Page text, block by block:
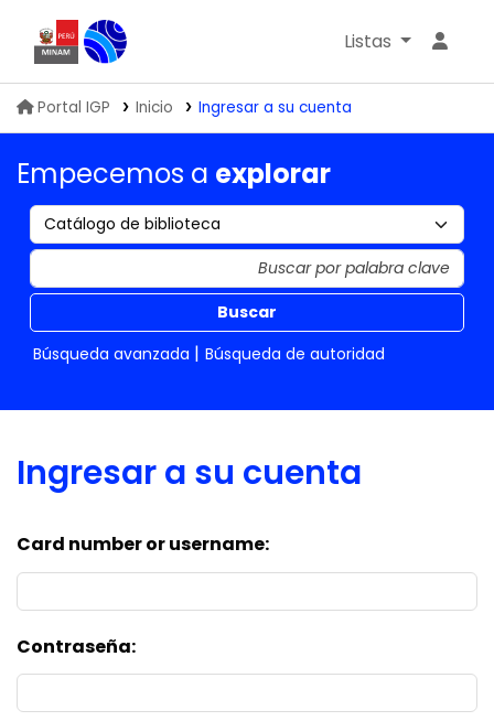
Biblioteca IGP
Listas
Portal IGP Inicio Ingresar a su cuenta
Empecemos a explorar
Buscar
Búsqueda avanzada
Búsqueda de autoridad
Ingresar a su cuenta
Card number or username:
Contraseña: